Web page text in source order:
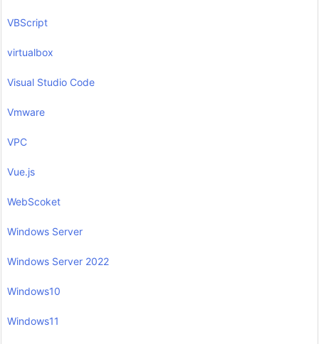
VBScript
virtualbox
Visual Studio Code
Vmware
VPC
Vue.js
WebScoket
Windows Server
Windows Server 2022
Windows10
Windows11